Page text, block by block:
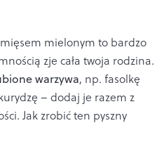
mielonym to bardzo
zje cała twoja rodzina.
warzywa, np. fasolkę
– dodaj je razem z
Jak zrobić ten pyszny